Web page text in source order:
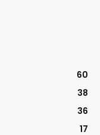
60
38
36
17